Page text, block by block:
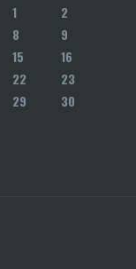
1
2
8
9
15
16
22
23
29
30